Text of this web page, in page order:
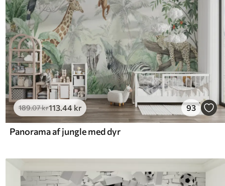
189.07kr113.44 kr 93
Panorama af jungle med dyr